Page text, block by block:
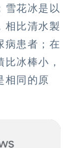
雪花冰是以
相比清水製
病患者；在
冰棒小，
相同的原